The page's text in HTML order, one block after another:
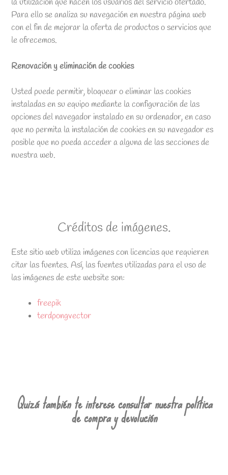
la utilización que hacen los usuarios del servicio ofertado.
Para ello se analiza su navegación en nuestra página web
con el fin de mejorar la oferta de productos o servicios que
le ofrecemos.
Renovación y eliminación de cookies
Usted puede permitir, bloquear o eliminar las cookies
instaladas en su equipo mediante la configuración de las
opciones del navegador instalado en su ordenador, en caso
que no permita la instalación de cookies en su navegador es
posible que no pueda acceder a alguna de las secciones de
nuestra web.
Créditos de imágenes.
Este sitio web utiliza imágenes con licencias que requieren
citar las fuentes. Así, las fuentes utilizadas para el uso de
las imágenes de este website son:
freepik
terdpongvector
Quizá también te interese consultar nuestra política
de compra y devolución